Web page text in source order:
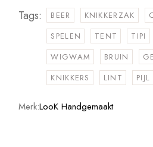
Tags:
BEER KNIKKERZAK
SPELEN
TENT TIPI
WIGWAM
BRUIN
KNIKKERS
LINT PIJL
Merk:LooK Handgemaakt